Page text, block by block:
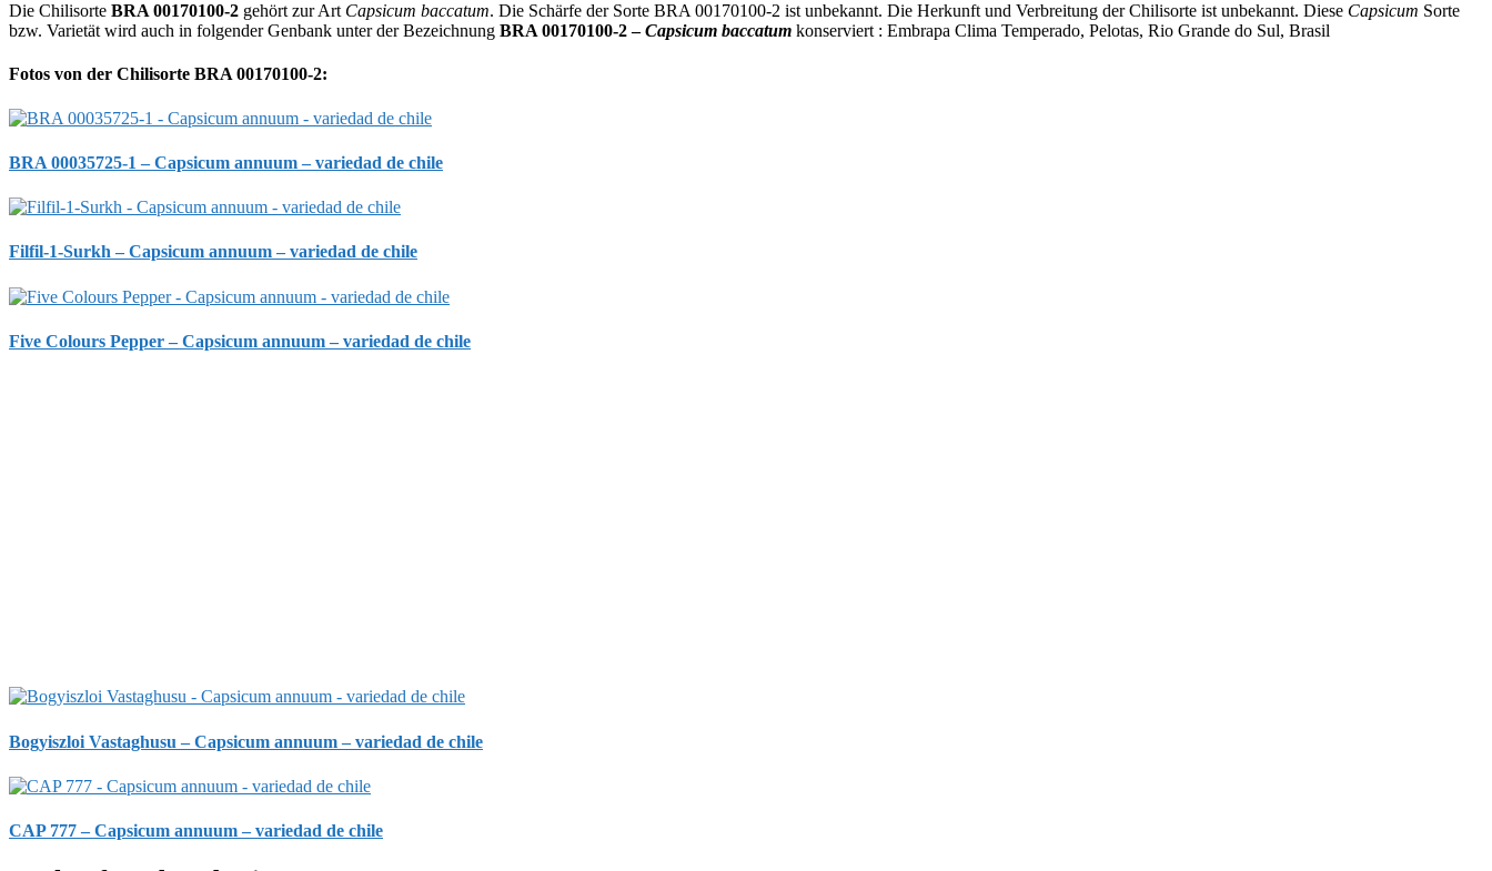
Die Chilisorte BRA 00170100-2 gehört zur Art Capsicum baccatum. Die Schärfe der Sorte BRA 00170100-2 ist unbekannt. Die Herkunft und Verbreitung der Chilisorte ist unbekannt. Diese Capsicum Sorte
bzw. Varietät wird auch in folgender Genbank unter der Bezeichnung BRA 00170100-2 –Capsicum baccatum konserviert : Embrapa Clima Temperado, Pelotas, Rio Grande do Sul, Brasil
Fotos von der Chilisorte BRA 00170100-2:
BRA 00035725-1 – Capsicum annuum – variedad de chile
Filfil-1-Surkh – Capsicum annuum – variedad de chile
Five Colours Pepper – Capsicum annuum – variedad de chile
Bogyiszloi Vastaghusu – Capsicum annuum – variedad de chile
CAP 777 – Capsicum annuum – variedad de chile